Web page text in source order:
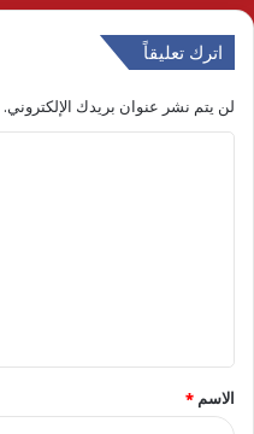
اترك تعليقاً
لن يتم نشر عنوان بريدك الإلكتروني.
ق
*
الاسم *